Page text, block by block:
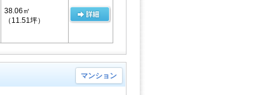
38.06㎡
（11.51坪）
マンション